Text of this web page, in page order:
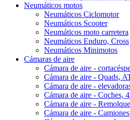
Neumáticos motos
Neumáticos Ciclomotor
Neumáticos Scooter
Neumáticos moto carretera
Neumáticos Enduro, Cross
Neumáticos Minimotos
Cámaras de aire
Cámara de aire -
Cámara de aire - Quads,
Cámara de aire -
Cámara de aire - Coches,
Cámara de aire -
Cámara de aire - Camiones